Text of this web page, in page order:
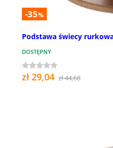
-35%
Podstawa świecy
DOSTĘPNY
zł 29,04 zł 44,68